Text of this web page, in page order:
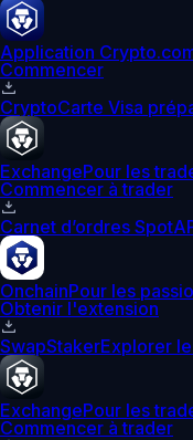
Application
Commencer
CryptoCarte Visa
ExchangePour les
Commencer à trader
Carnet d’ordres Spot
OnchainPour les
Obtenir l'extension
SwapStakerExplorer
ExchangePour les
Commencer à trader